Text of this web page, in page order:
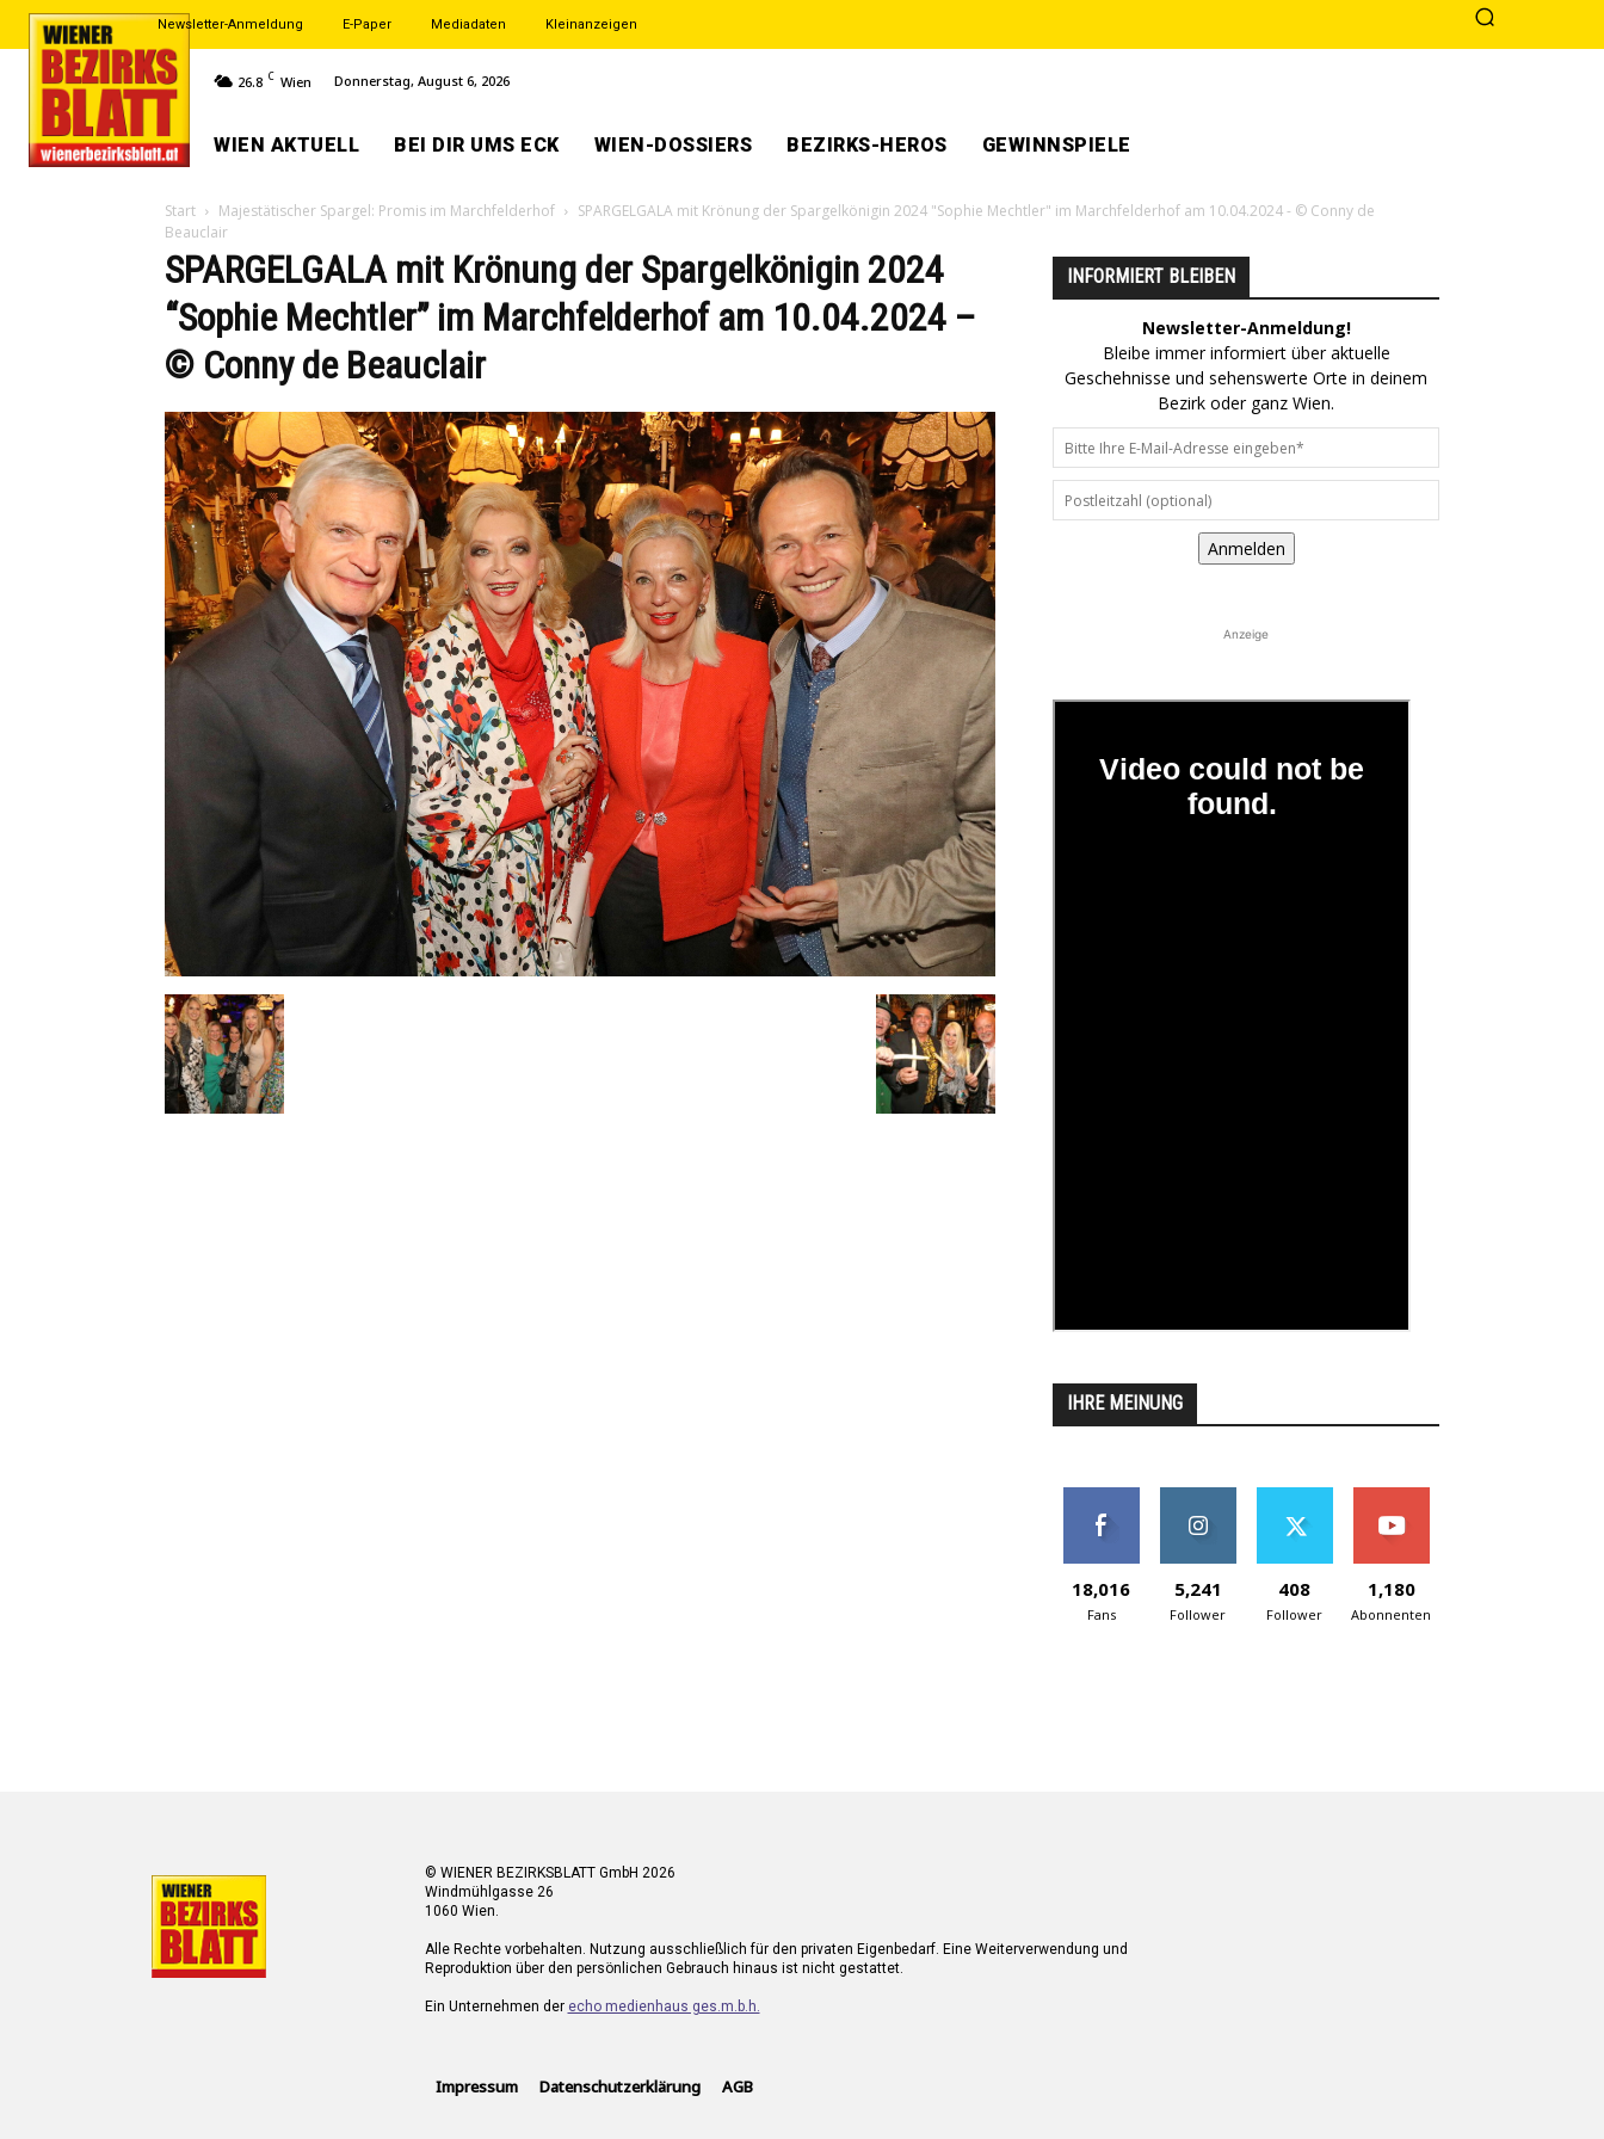
Newsletter-Anmeldung E-Paper Mediadaten Kleinanzeigen
26.8 C Wien Donnerstag, August 6, 2026
WIEN AKTUELL BEI DIR UMS ECK WIEN-DOSSIERS BEZIRKS-HEROS GEWINNSPIELE
Start Majestätischer Spargel: Promis im Marchfelderhof
SPARGELGALA mit Krönung der Spargelkönigin 2024 "Sophie Mechtler" im Marchfelderhof am 10.04.2024 - © Conny de
Beauclair
SPARGELGALA mit Krönung der Spargelkönigin 2024
“Sophie Mechtler” im Marchfelderhof am 10.04.2024 –
© Conny de Beauclair
INFORMIERT BLEIBEN
Newsletter-Anmeldung!
Bleibe immer informiert über aktuelle
Geschehnisse und sehenswerte Orte in deinem
Bezirk oder ganz Wien.
Anmelden
Anzeige
IHRE MEINUNG
18,016
Fans
5,241
Follower
408
Follower
1,180
Abonnenten
© WIENER BEZIRKSBLATT GmbH 2026
Windmühlgasse 26
1060 Wien.
Alle Rechte vorbehalten. Nutzung ausschließlich für den privaten Eigenbedarf. Eine Weiterverwendung und
Reproduktion über den persönlichen Gebrauch hinaus ist nicht gestattet.
Ein Unternehmen der echo medienhaus ges.m.b.h.
Impressum Datenschutzerklärung AGB